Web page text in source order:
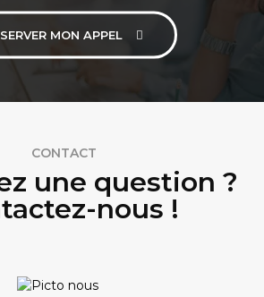
MON APPEL
CONTACT
une question ?
nous !